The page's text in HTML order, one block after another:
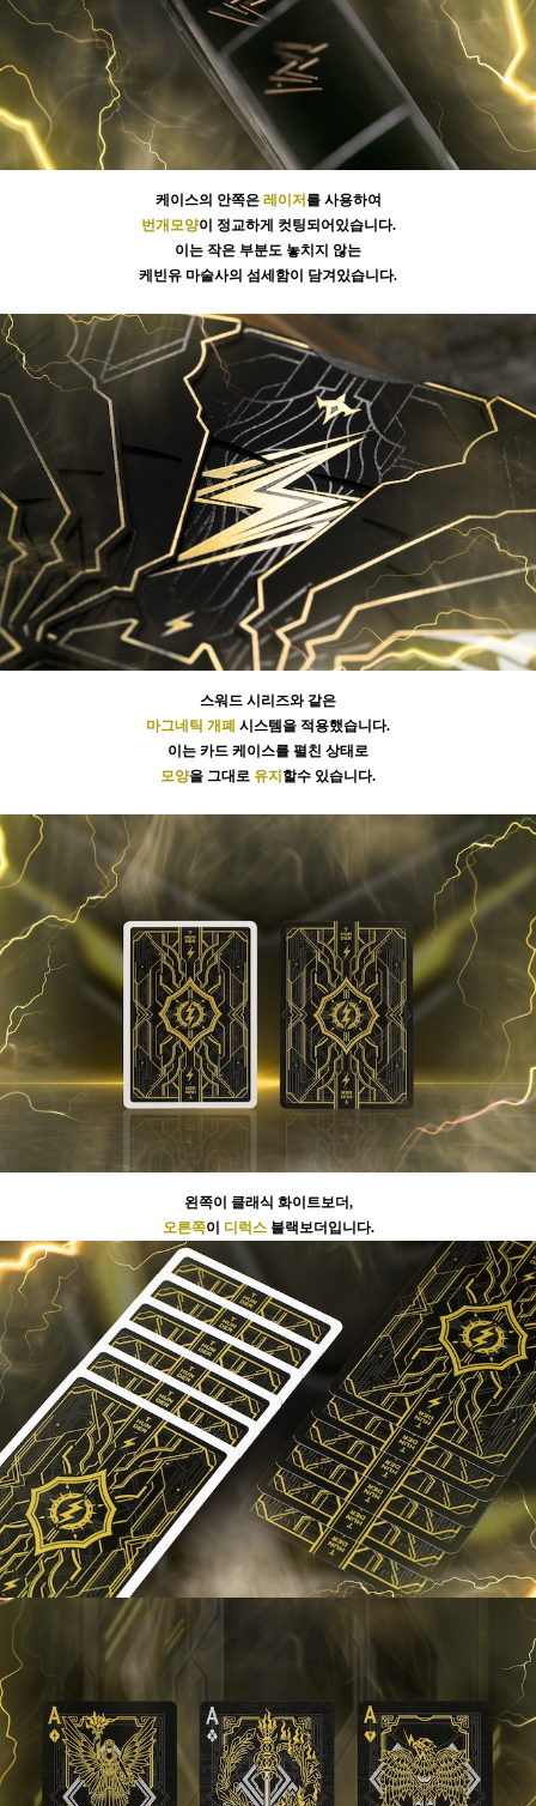
케이스의 안쪽은 레이저 를 사용하여
번개모양이 정교하게 컷팅되어있습니다.
이는 작은 부분도 놓치지 않는
케빈유 마술사의 섬세함이 담겨있습니다.
스워드 시리즈와 같은
마그네틱 개폐 시스템을 적용했습니다.
이는 카드 케이스를 펼친 상태로
모양을 그대로 유지 할수 있습니다.
왼쪽이 클래식 화이트보더,
오른쪽이 디럭스블랙보더입니다.